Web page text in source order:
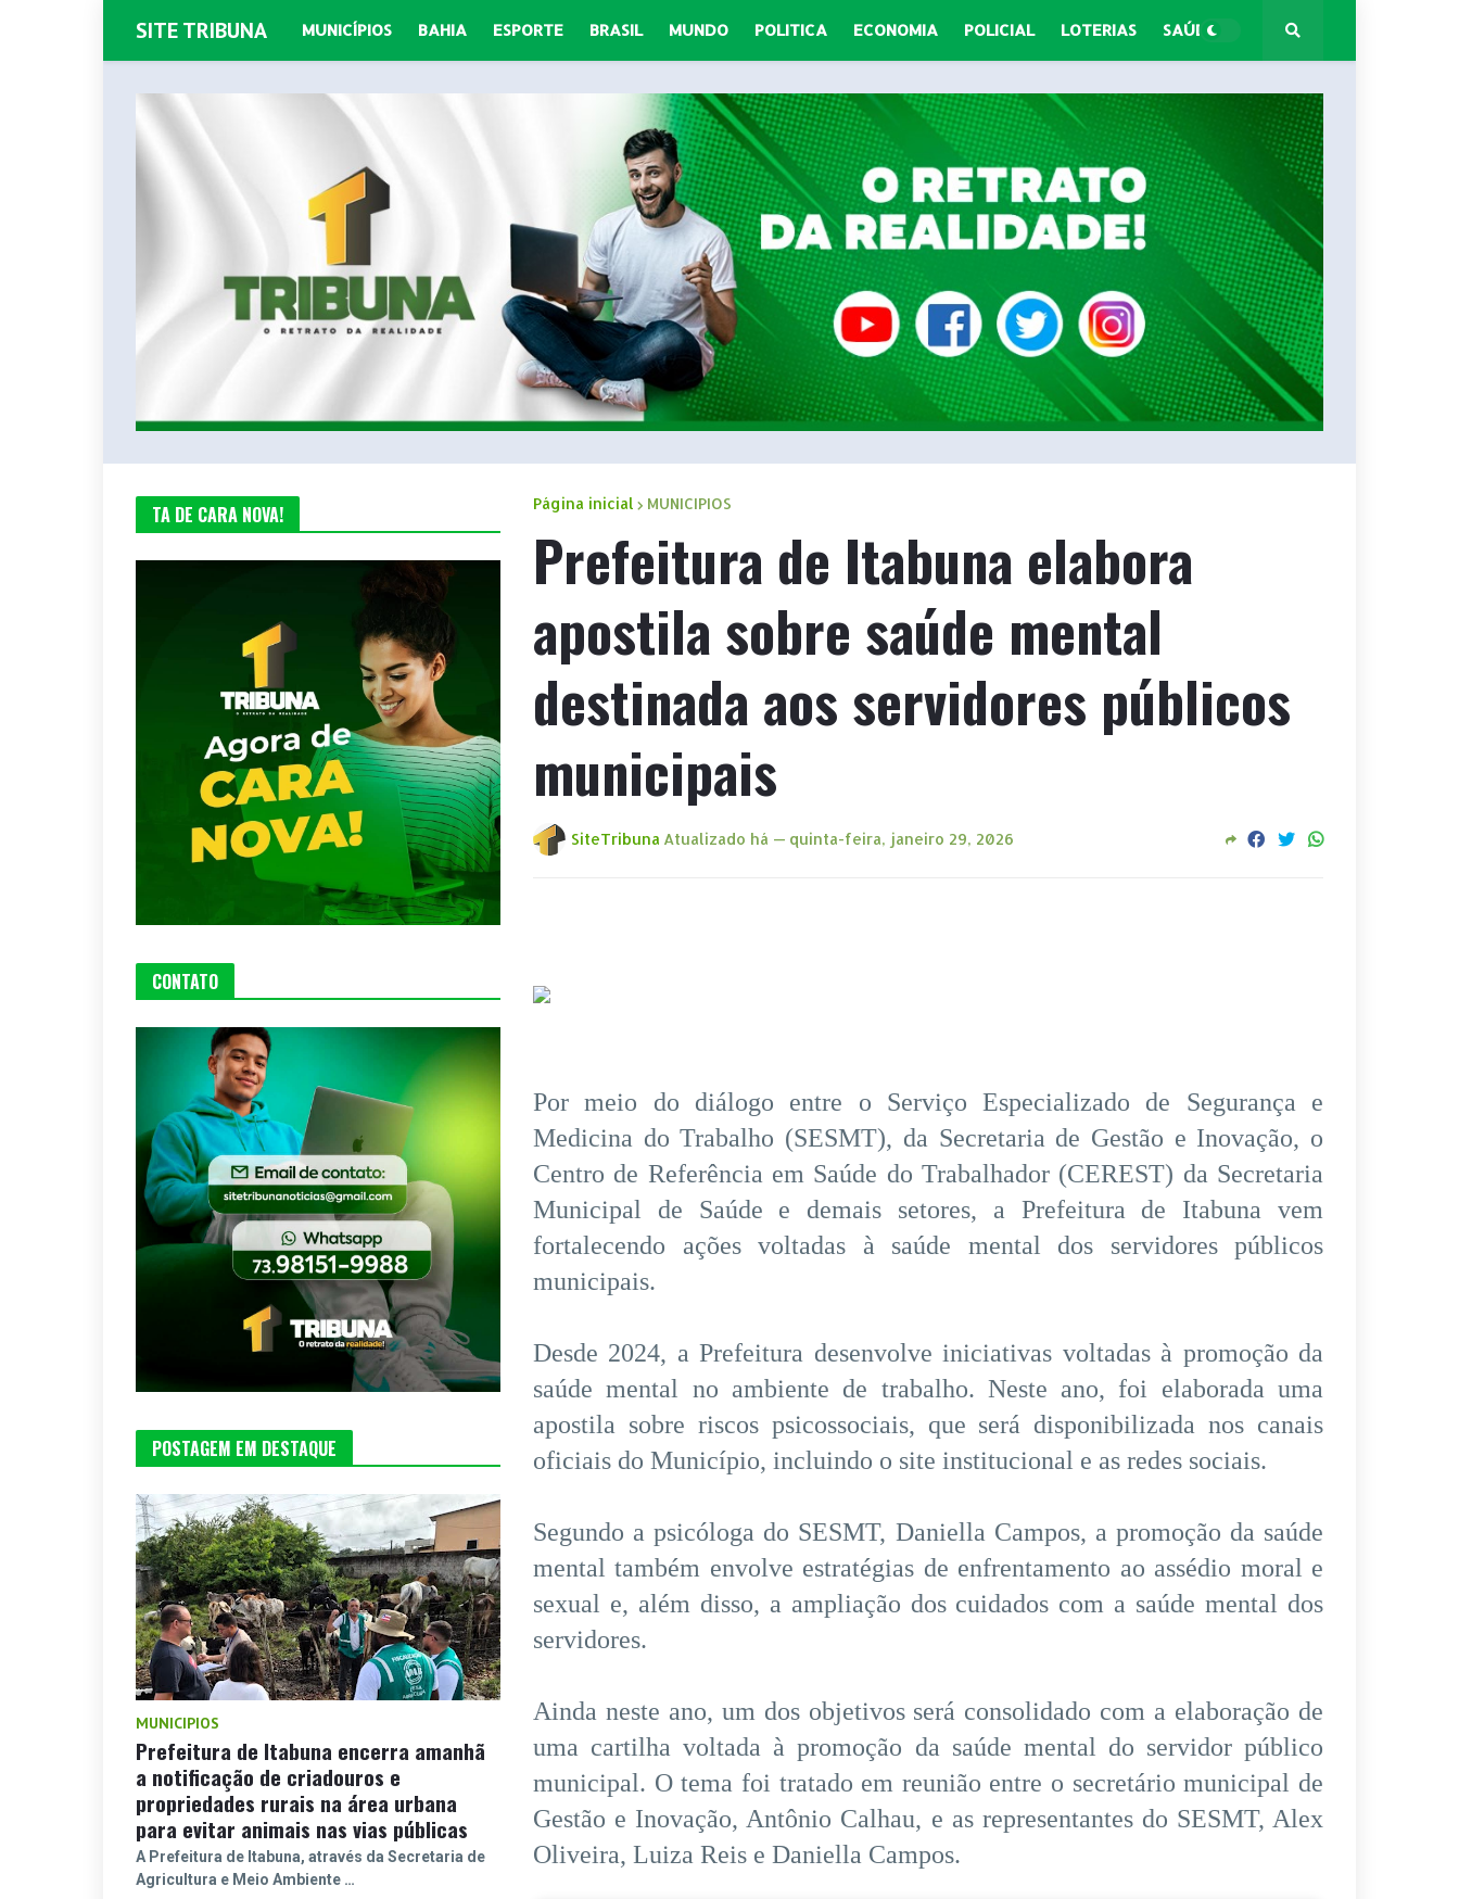
SITE TRIBUNA MUNICÍPIOS BAHIA ESPORTE BRASIL MUNDO POLITICA ECONOMIA POLICIAL LOTERIAS SAÚDE
Página inicial MUNICIPIOS
Prefeitura de Itabuna elabora
apostila sobre saúde mental
destinada aos servidores públicos
municipais
SiteTribuna Atualizado há — quinta-feira, janeiro 29, 2026
Por meio do diálogo entre o Serviço Especializado de Segurança e
Medicina do Trabalho (SESMT), da Secretaria de Gestão e Inovação, o
Centro de Referência em Saúde do Trabalhador (CEREST) da Secretaria
Municipal de Saúde e demais setores, a Prefeitura de Itabuna vem
fortalecendo ações voltadas à saúde mental dos servidores públicos
municipais.
Desde 2024, a Prefeitura desenvolve iniciativas voltadas à promoção da
saúde mental no ambiente de trabalho. Neste ano, foi elaborada uma
apostila sobre riscos psicossociais, que será disponibilizada nos canais
oficiais do Município, incluindo o site institucional e as redes sociais.
Segundo a psicóloga do SESMT, Daniella Campos, a promoção da saúde
mental também envolve estratégias de enfrentamento ao assédio moral e
sexual e, além disso, a ampliação dos cuidados com a saúde mental dos
servidores.
Ainda neste ano, um dos objetivos será consolidado com a elaboração de
uma cartilha voltada à promoção da saúde mental do servidor público
municipal. O tema foi tratado em reunião entre o secretário municipal de
Gestão e Inovação, Antônio Calhau, e as representantes do SESMT, Alex
Oliveira, Luiza Reis e Daniella Campos.
TA DE CARA NOVA!
CONTATO
POSTAGEM EM DESTAQUE
MUNICIPIOS
Prefeitura de Itabuna encerra amanhã
a notificação de criadouros e
propriedades rurais na área urbana
para evitar animais nas vias públicas
A Prefeitura de Itabuna, através da Secretaria de
Agricultura e Meio Ambiente …